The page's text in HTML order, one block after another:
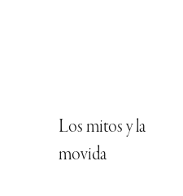
Los mitos y la
movida